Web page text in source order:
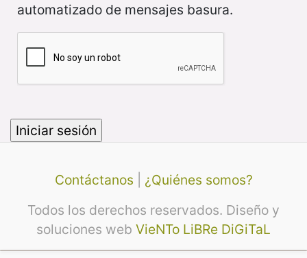
automatizado de mensajes basura.
Contáctanos
¿Quiénes somos?
Todos los derechos reservados. Diseño y
soluciones web VieNTo LiBRe DiGiTaL